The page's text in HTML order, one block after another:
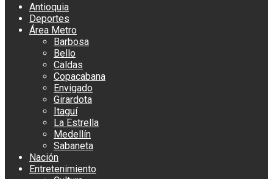
Antioquia
Deportes
Área Metro
Barbosa
Bello
Caldas
Copacabana
Envigado
Girardota
Itaguí
La Estrella
Medellín
Sabaneta
Nación
Entretenimiento